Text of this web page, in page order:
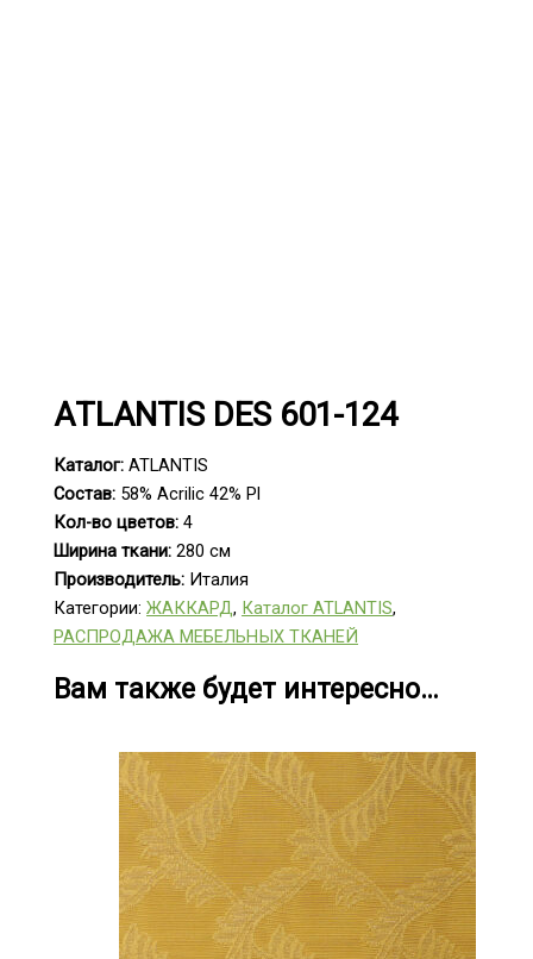
АTLANTIS DES 601-124
Каталог:ATLANTIS
Состав: 58% Acrilic 42% Pl
Кол-во цветов: 4
Ширина ткани: 280 см
Производитель: Италия
Категории:ЖАККАРД, Каталог ATLANTIS,
РАСПРОДАЖА МЕБЕЛЬНЫХ ТКАНЕЙ
Вам также будет интересно…